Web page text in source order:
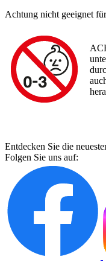
Achtung nicht geeignet
Entdecken Sie die
Folgen Sie uns auf: